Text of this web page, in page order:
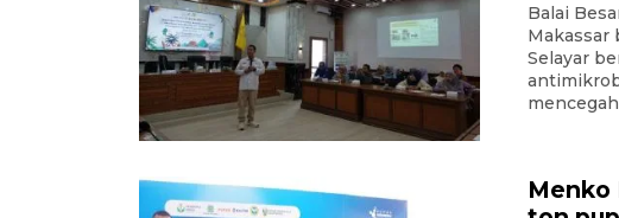
Balai
Makassar
Selayar
mencegah
Menko